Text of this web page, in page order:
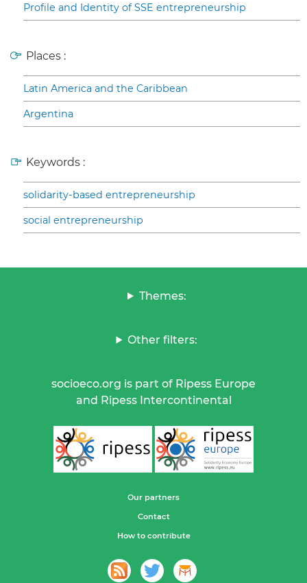
Profile and Identity of SSE entrepreneurship
Places :
Latin America and the Caribbean
Argentina
Keywords :
solidarity-based entrepreneurship
social entrepreneurship
Themes:
Other filters:
socioeco.org is part of Ripess Europe
and Ripess Intercontinental
Our partners
Contact
How to contribute